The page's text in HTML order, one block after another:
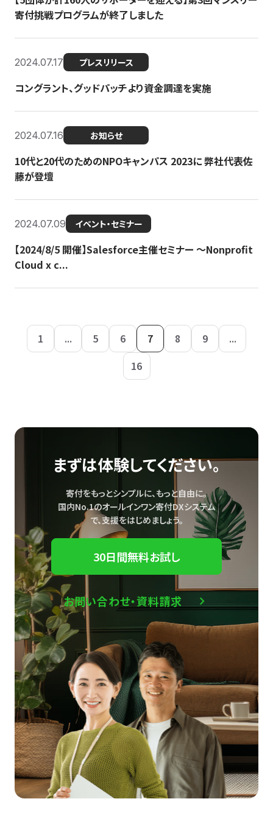
寄付挑戦プログラムが終了しました
2024.07.17 プレスリリース
コングラント、グッドパッチより資金調達を実施
2024.07.16 お知らせ
10代と20代のためのNPOキャンパス 2023に 弊社代表佐
藤が登壇
2024.07.09 イベント・セミナー
【2024/8/5 開催】Salesforce主催セミナー 〜Nonprofit
Cloud x c...
1 ... 5 6 7 8 9
...
16
まずは体験してください。
寄付をもっとシンプルに、もっと自由に。
国内No.1のオールインワン寄付DXシステム
で、支援をはじめましょう。
30日間無料お試し
お問い合わせ・資料請求